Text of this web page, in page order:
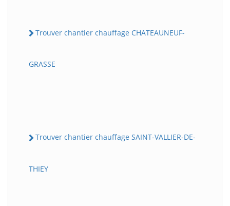
Trouver chantier chauffage CHATEAUNEUF-
GRASSE
Trouver chantier chauffage SAINT-VALLIER-DE-
THIEY